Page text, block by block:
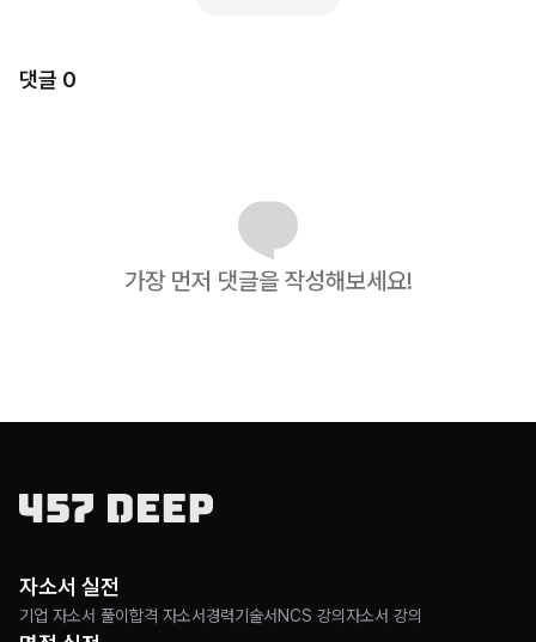
댓글 0
가장 먼저 댓글을 작성해보세요!
자소서 실전
기업 자소서 풀이 합격 자소서경력기술서 NCS 강의자소서 강의